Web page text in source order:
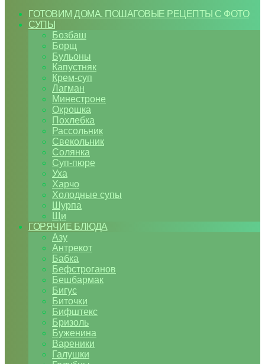
ГОТОВИМ ДОМА. ПОШАГОВЫЕ РЕЦЕПТЫ С ФОТО
СУПЫ
Бозбаш
Борщ
Бульоны
Капустняк
Крем-суп
Лагман
Минестроне
Окрошка
Похлебка
Рассольник
Свекольник
Солянка
Суп-пюре
Уха
Харчо
Холодные супы
Шурпа
Щи
ГОРЯЧИЕ БЛЮДА
Азу
Антрекот
Бабка
Бефстроганов
Бешбармак
Бигус
Биточки
Бифштекс
Бризоль
Буженина
Вареники
Галушки